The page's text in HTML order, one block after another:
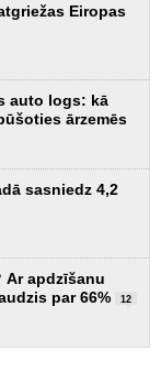
Eiropas
auto logs: kā
ārzemēs
sasniedz 4,2
Ar apdzīšanu
par 66%
12